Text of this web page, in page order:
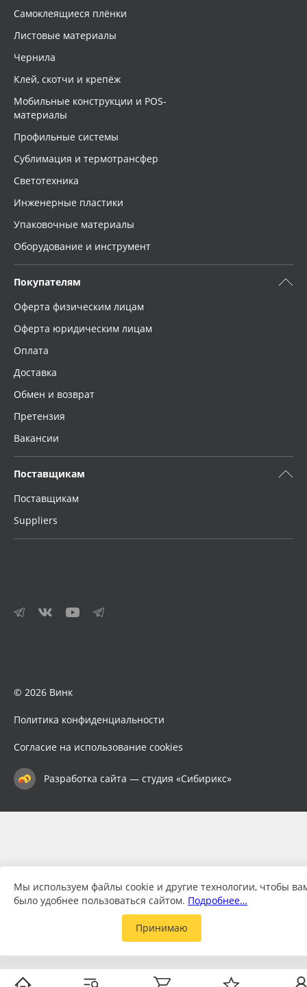
Самоклеящиеся плёнки
Листовые материалы
Чернила
Клей, скотчи и крепёж
Мобильные конструкции и POS-
материалы
Профильные системы
Сублимация и термотрансфер
Светотехника
Инженерные пластики
Упаковочные материалы
Оборудование и инструмент
Покупателям
Оферта физическим лицам
Оферта юридическим лицам
Оплата
Доставка
Обмен и возврат
Претензия
Вакансии
Поставщикам
Поставщикам
Suppliers
© 2026 Винк
Политика конфиденциальности
Согласие на использование cookies
Разработка сайта — студия «Сибирикс»
Мы используем файлы cookie и другие технологии, чтобы
было удобнее пользоваться сайтом. Подробнее…
Принимаю